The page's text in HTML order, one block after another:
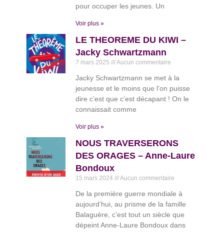
pour occuper les jeunes. Un
Voir plus »
LE THEOREME DU KIWI –
Jacky Schwartzmann
7 mars 2025 Aucun commentaire
Jacky Schwartzmann se met à la
jeunesse et le moins que l’on puisse
dire c’est que c’est décapant ! On le
connaissait comme
Voir plus »
NOUS TRAVERSERONS
DES ORAGES – Anne-Laure
Bondoux
15 mars 2024 Aucun commentaire
De la première guerre mondiale à
aujourd’hui, au prisme de la famille
Balaguère, c’est tout un siècle que
dépeint Anne-Laure Bondoux dans